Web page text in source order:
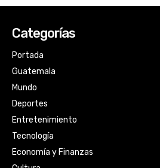
Categorías
Portada
Guatemala
Mundo
Deportes
Entretenimiento
Tecnología
Economía y Finanzas